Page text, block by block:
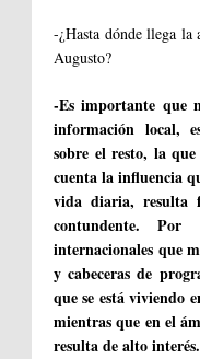
-¿Hasta dónde llega
Augusto?
-Es importante que
información local,
sobre el resto, la
cuenta la influencia
vida diaria, resulta
contundente.
internacionales que
y cabeceras de
que se está viviendo
mientras que en el
resulta de alto interés.